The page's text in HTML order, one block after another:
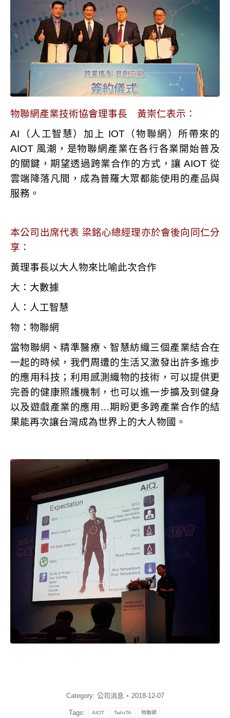
物聯網產業技術協會理事長 黃崇仁表示：
AI（人工智慧）加上 IOT（物聯網）所帶來的
AIOT 風潮，是物聯網產業在各行各業開始普及
的關鍵，期望透過跨業合作的方式，讓 AIOT 從
雲端降落凡間，成為普羅大眾都能使用的產品與
服務。
本公司出席代表 梁銘心總經理亦於會後向同仁分
享：
黃理事長以大人物來比喻此次合作
大：大數據
人：人工智慧
物：物聯網
當物聯網、精準醫療、智慧紡織三個產業結合在
一起的時候，我們周遭的生活又激發出許多進步
的應用科技；利用感測織物的技術，可以提供更
完善的健康照護機制，也可以進一步擴及到健身
以及遊戲產業的應用…期盼更多跨產業合作的結
果能再次讓台灣成為世界上的大人物國。
Category: 公司消息 2018-12-07
Tags: AIOT TwIoTA 物聯網